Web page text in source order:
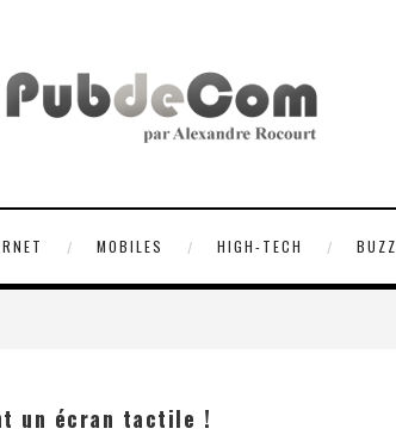
MOBILES HIGH-TECH BUZZ
un écran tactile !